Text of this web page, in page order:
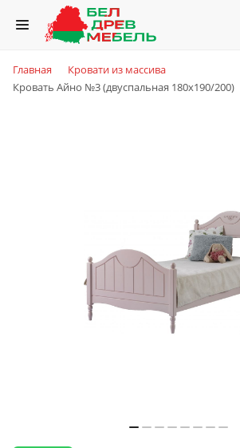
Главная
Кровати из массива
Кровать Айно №3 (двуспальная 180x190/200)